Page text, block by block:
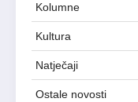
Kolumne
Kultura
Natječaji
Ostale novosti